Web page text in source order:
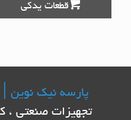
قطعات یدکی
پارسه نیک نوین |
تجهیزات صنعتی ،